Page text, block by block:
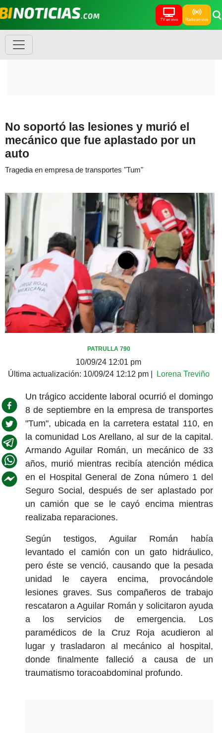
TV en vivo Radio en vivo
No soportó las lesiones y murió el
mecánico que fue aplastado por un
auto
Tragedia en empresa de transportes "Tum"
PATRULLA 790
10/09/24 12:01 pm
Última actualización: 10/09/24 12:12 pm| Lorena Treviño
Un trágico accidente laboral ocurrió el domingo
8 de septiembre en la empresa de transportes
"Tum", ubicada en la carretera estatal 110, en
la comunidad Los Arellano, al sur de la capital.
Armando Aguilar Román, un mecánico de 33
años, murió mientras recibía atención médica
en el Hospital General de Zona número 1 del
Seguro Social, después de ser aplastado por
un camión que se le cayó encima mientras
realizaba reparaciones.
Según testigos, Aguilar Román había
levantado el camión con un gato hidráulico,
pero éste se venció, causando que la pesada
unidad le cayera encima, provocándole
lesiones graves. Sus compañeros de trabajo
rescataron a Aguilar Román y solicitaron ayuda
a los servicios de emergencia. Los
paramédicos de la Cruz Roja acudieron al
lugar y trasladaron al mecánico al hospital,
donde finalmente falleció a causa de un
traumatismo toracoabdominal profundo.